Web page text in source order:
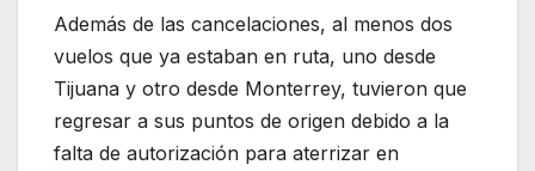
Además de las cancelaciones, al menos dos
vuelos que ya estaban en ruta, uno desde
Tijuana y otro desde Monterrey, tuvieron que
regresar a sus puntos de origen debido a la
falta de autorización para aterrizar en